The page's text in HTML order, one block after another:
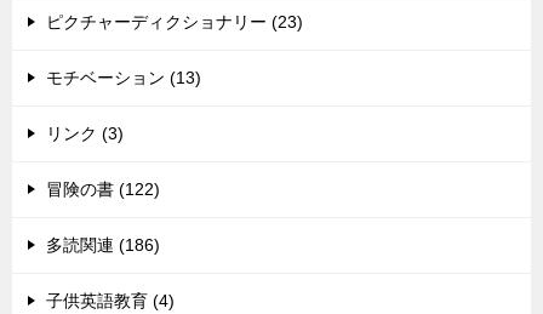
ピクチャーディクショナリー (23)
モチベーション (13)
リンク (3)
冒険の書 (122)
多読関連 (186)
子供英語教育 (4)